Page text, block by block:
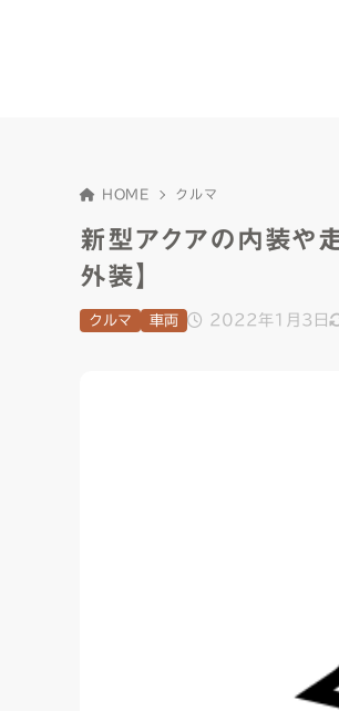
HOME クルマ
新型アクアの内装や走
外装】
2022年1月3日
クルマ 車両